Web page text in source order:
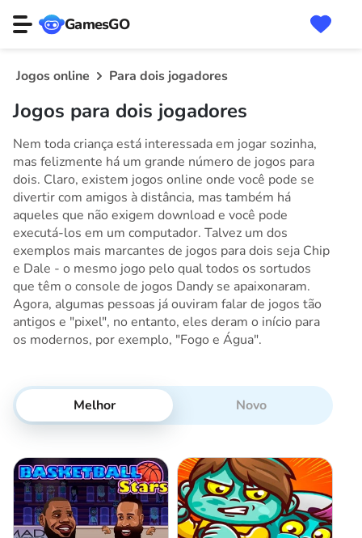
GamesGO
Jogos online Para dois jogadores
Jogos para dois jogadores
Nem toda criança está interessada em jogar sozinha,
mas felizmente há um grande número de jogos para
dois. Claro, existem jogos online onde você pode se
divertir com amigos à distância, mas também há
aqueles que não exigem download e você pode
executá-los em um computador. Talvez um dos
exemplos mais marcantes de jogos para dois seja Chip
e Dale - o mesmo jogo pelo qual todos os sortudos
que têm o console de jogos Dandy se apaixonaram.
Agora, algumas pessoas já ouviram falar de jogos tão
antigos e "pixel", no entanto, eles deram o início para
os modernos, por exemplo, "Fogo e Água".
Melhor Novo